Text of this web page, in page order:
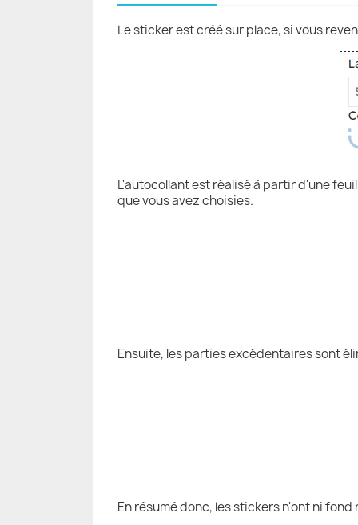
Le sticker est créé sur place, si vous
L'autocollant est réalisé à partir d'une
que vous avez choisies.
Ensuite, les parties excédentaires sont
En résumé donc, les stickers n'ont ni